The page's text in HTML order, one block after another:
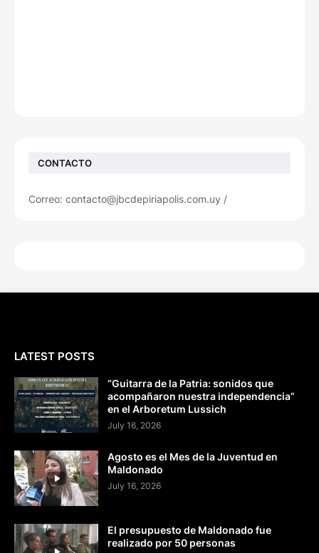
CONTACTO
Correo: contacto@jbcdepiriapolis.com.uy /
LATEST POSTS
“Guitarra de la Patria: sonidos que
acompañaron nuestra independencia”
en el Arboretum Lussich
July 16, 2026
Agosto es el Mes de la Juventud en
Maldonado
July 16, 2026
El presupuesto de Maldonado fue
realizado por 50 personas